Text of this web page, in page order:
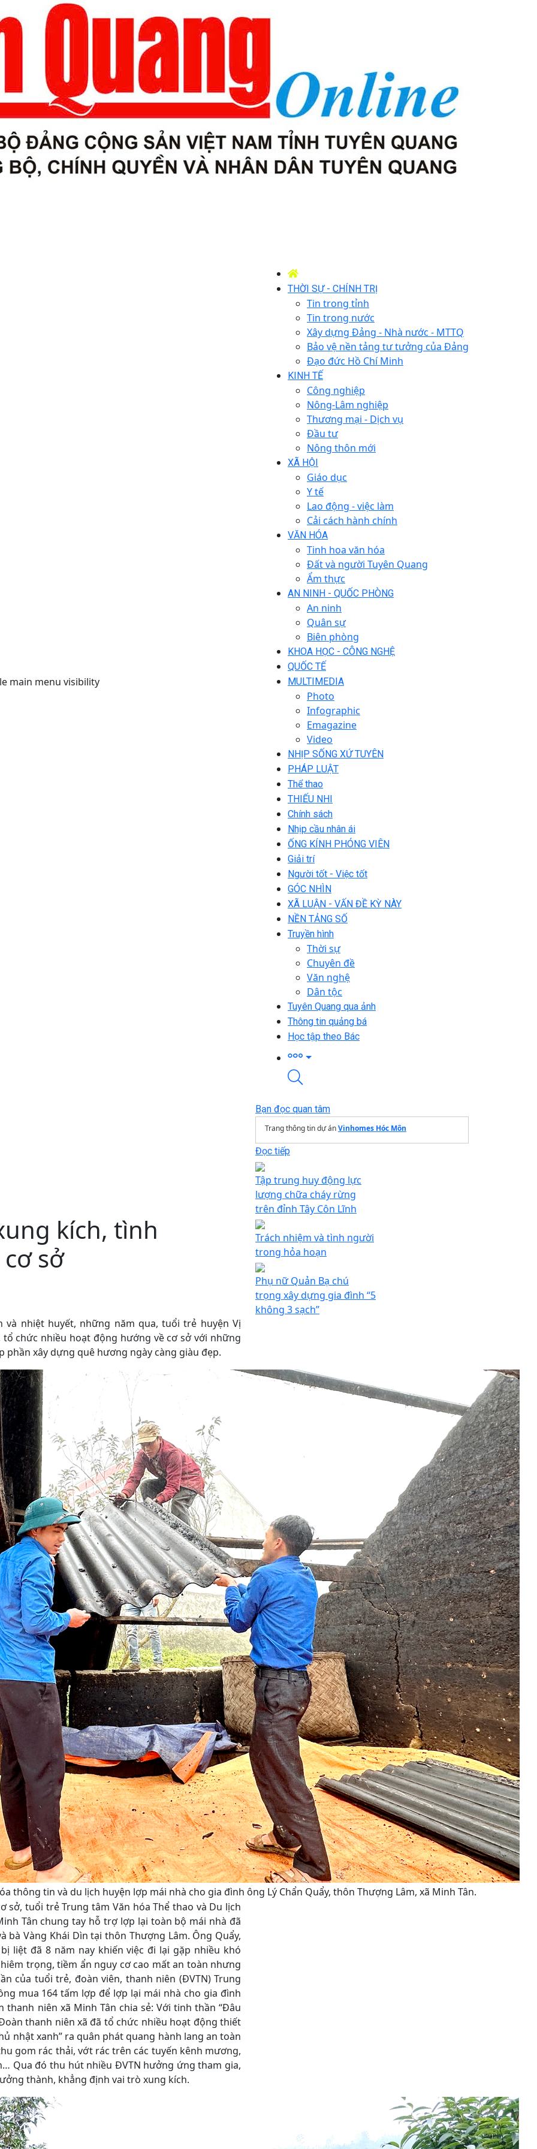
main menu visibility
THỜI SỰ - CHÍNH TRỊ
Tin trong tỉnh
Tin trong nước
Xây dựng Đảng - Nhà nước - MTTQ
Bảo vệ nền tảng tư tưởng của Đảng
Đạo đức Hồ Chí Minh
KINH TẾ
Công nghiệp
Nông-Lâm nghiệp
Thương mại - Dịch vụ
Đầu tư
Nông thôn mới
XÃ HỘI
Giáo dục
Y tế
Lao động - việc làm
Cải cách hành chính
VĂN HÓA
Tinh hoa văn hóa
Đất và người Tuyên Quang
Ẩm thực
AN NINH - QUỐC PHÒNG
An ninh
Quân sự
Biên phòng
KHOA HỌC - CÔNG NGHỆ
QUỐC TẾ
MULTIMEDIA
Photo
Infographic
Emagazine
Video
NHỊP SỐNG XỨ TUYÊN
PHÁP LUẬT
Thể thao
THIẾU NHI
Chính sách
Nhịp cầu nhân ái
ỐNG KÍNH PHÓNG VIÊN
Giải trí
Người tốt - Việc tốt
GÓC NHÌN
XÃ LUẬN - VẤN ĐỀ KỲ NÀY
NỀN TẢNG SỐ
Truyền hình
Thời sự
Chuyên đề
Văn nghệ
Dân tộc
Tuyên Quang qua ảnh
Thông tin quảng bá
Học tập theo Bác
kích, tình
sở
nhiệt huyết, những năm qua, tuổi trẻ huyện Vị
chức nhiều hoạt động hướng về cơ sở với những
xây dựng quê hương ngày càng giàu đẹp.
thông tin và du lịch huyện lợp mái nhà cho gia đình ông Lý Chẩn Quẩy, thôn Thượng Lâm, xã Minh Tân.
sở, tuổi trẻ Trung tâm Văn hóa Thể thao và Du lịch
Tân chung tay hỗ trợ lợp lại toàn bộ mái nhà đã
bà Vàng Khái Dìn tại thôn Thượng Lâm. Ông Quẩy,
liệt đã 8 năm nay khiến việc đi lại gặp nhiều khó
trọng, tiềm ẩn nguy cơ cao mất an toàn nhưng
của tuổi trẻ, đoàn viên, thanh niên (ĐVTN) Trung
mua 164 tấm lợp để lợp lại mái nhà cho gia đình
thanh niên xã Minh Tân chia sẻ: Với tinh thần “Đâu
thanh niên xã đã tổ chức nhiều hoạt động thiết
nhật xanh” ra quân phát quang hành lang an toàn
gom rác thải, vớt rác trên các tuyến kênh mương,
Qua đó thu hút nhiều ĐVTN hưởng ứng tham gia,
thành, khẳng định vai trò xung kích.
Bạn đọc quan tâm
Trang thông tin dự ánVinhomes Hóc Môn
Đọc tiếp
Tập trung huy động lực
lượng chữa cháy rừng
trên đỉnh Tây Côn Lĩnh
Trách nhiệm và tình người
trong hỏa hoạn
Phụ nữ Quản Bạ chú
trọng xây dựng gia đình “5
không 3 sạch”